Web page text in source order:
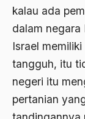
kalau ada
dalam negara
Israel
tangguh, itu
negeri itu
pertanian
Agama Terang
Agamawan
Agraria
agraris